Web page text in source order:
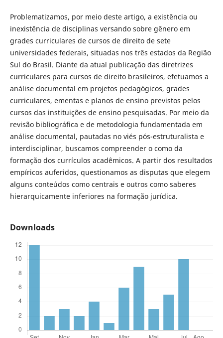
Problematizamos, por meio deste artigo, a existência ou
inexistência de disciplinas versando sobre gênero em
grades curriculares de cursos de direito de sete
universidades federais, situadas nos três estados da Região
Sul do Brasil. Diante da atual publicação das diretrizes
curriculares para cursos de direito brasileiros, efetuamos a
análise documental em projetos pedagógicos, grades
curriculares, ementas e planos de ensino previstos pelos
cursos das instituições de ensino pesquisadas. Por meio da
revisão bibliográfica e de metodologia fundamentada em
análise documental, pautadas no viés pós-estruturalista e
interdisciplinar, buscamos compreender o como da
formação dos currículos acadêmicos. A partir dos resultados
empíricos auferidos, questionamos as disputas que elegem
alguns conteúdos como centrais e outros como saberes
hierarquicamente inferiores na formação jurídica.
Downloads